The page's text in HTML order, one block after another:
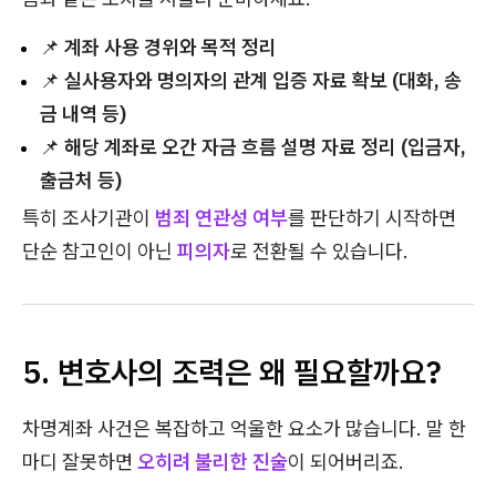
📌 계좌 사용 경위와 목적 정리
📌 실사용자와 명의자의 관계 입증 자료 확보 (대화, 송
금 내역 등)
📌 해당 계좌로 오간 자금 흐름 설명 자료 정리 (입금자,
출금처 등)
특히 조사기관이 범죄 연관성 여부를 판단하기 시작하면
단순 참고인이 아닌 피의자로 전환될 수 있습니다.
5. 변호사의 조력은 왜 필요할까요?
차명계좌 사건은 복잡하고 억울한 요소가 많습니다. 말 한
마디 잘못하면 오히려 불리한 진술이 되어버리죠.